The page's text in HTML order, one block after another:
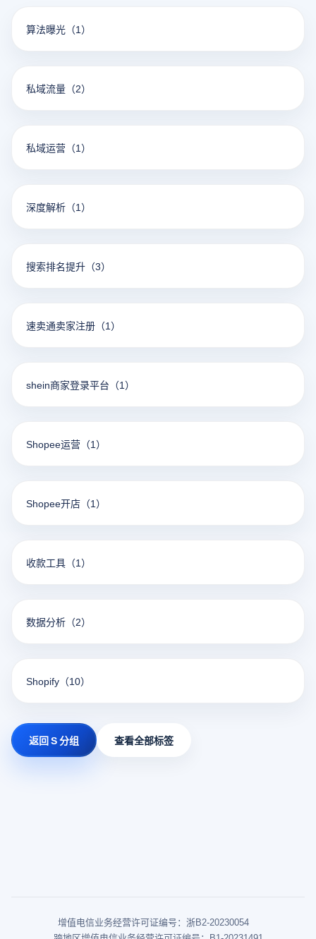
算法曝光 （1）
私域流量 （2）
私域运营 （1）
深度解析 （1）
搜索排名提升 （3）
速卖通卖家注册 （1）
shein商家登录平台 （1）
Shopee运营 （1）
Shopee开店 （1）
收款工具 （1）
数据分析 （2）
Shopify （10）
返回 S 分组 查看全部标签
增值电信业务经营许可证编号：浙B2-20230054